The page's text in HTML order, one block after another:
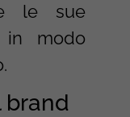
le sue
in modo
brand